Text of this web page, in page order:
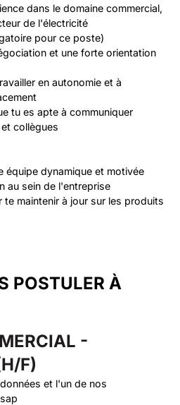
dans le domaine commercial,
de l'électricité
pour ce poste)
et une forte orientation
en autonomie et à
tu es apte à communiquer
collègues
équipe dynamique et motivée
au sein de l'entreprise
maintenir à jour sur les produits
POSTULER À
-
F)
et l'un de nos